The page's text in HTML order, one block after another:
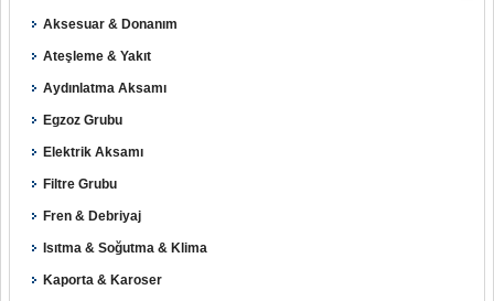
Aksesuar & Donanım
Ateşleme & Yakıt
Aydınlatma Aksamı
Egzoz Grubu
Elektrik Aksamı
Filtre Grubu
Fren & Debriyaj
Isıtma & Soğutma & Klima
Kaporta & Karoser